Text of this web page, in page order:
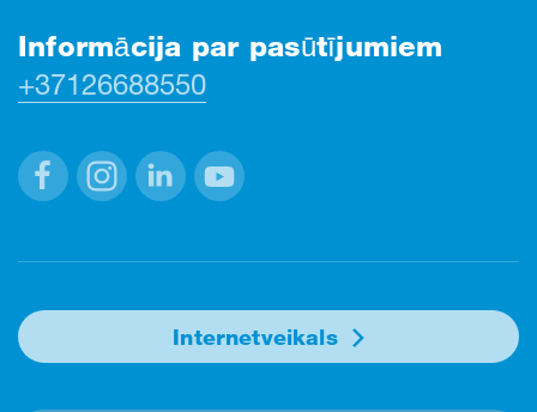
Informācija par pasūtījumiem
+37126688550
Internetveikals